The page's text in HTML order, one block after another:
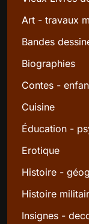
Art - travaux
Bandes
Biographies
Contes -
Cuisine
Éducation -
Erotique
Histoire -
Histoire
Insignes -